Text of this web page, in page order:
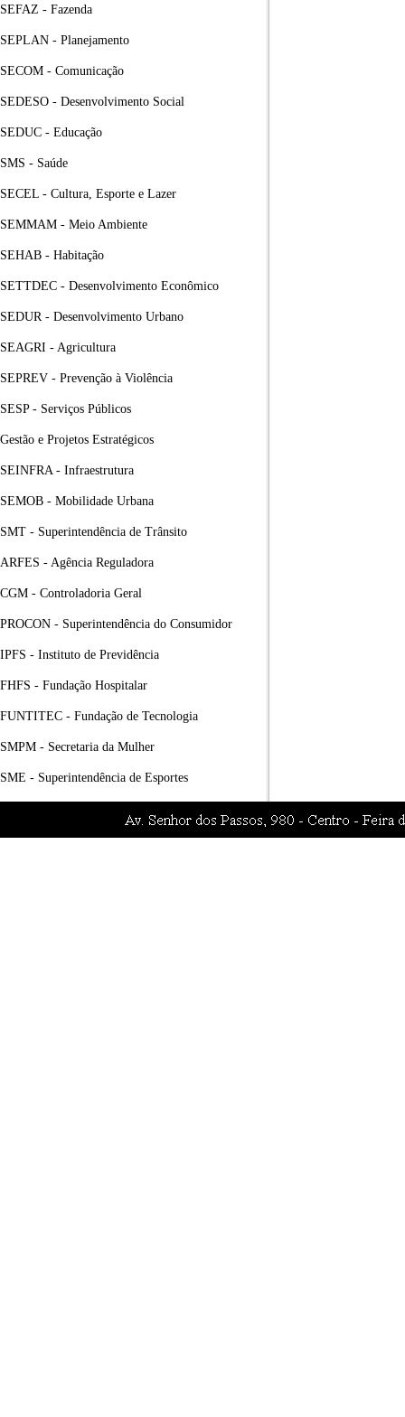
SEFAZ - Fazenda
SEPLAN - Planejamento
SECOM - Comunicação
SEDESO - Desenvolvimento Social
SEDUC - Educação
SMS - Saúde
SECEL - Cultura, Esporte e Lazer
SEMMAM - Meio Ambiente
SEHAB - Habitação
SETTDEC - Desenvolvimento Econômico
SEDUR - Desenvolvimento Urbano
SEAGRI - Agricultura
SEPREV - Prevenção à Violência
SESP - Serviços Públicos
Gestão e Projetos Estratégicos
SEINFRA - Infraestrutura
SEMOB - Mobilidade Urbana
SMT - Superintendência de Trânsito
ARFES - Agência Reguladora
CGM - Controladoria Geral
PROCON - Superintendência do Consumidor
IPFS - Instituto de Previdência
FHFS - Fundação Hospitalar
FUNTITEC - Fundação de Tecnologia
SMPM - Secretaria da Mulher
SME - Superintendência de Esportes